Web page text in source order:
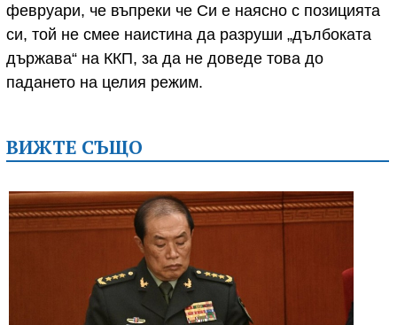
февруари, че въпреки че Си е наясно с позицията
си, той не смее наистина да разруши „дълбоката
държава“ на ККП, за да не доведе това до
падането на целия режим.
ВИЖТЕ СЪЩО